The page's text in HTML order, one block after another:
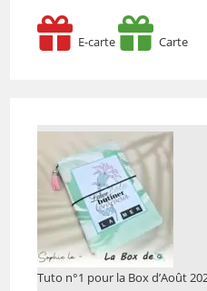
E-carte Carte
Tuto n°1 pour la Box d’Août